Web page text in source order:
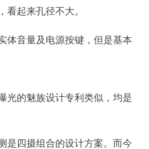
看起来孔径不大。
体音量及电源按键，但是基本
光的魅族设计专利类似，均是
是四摄组合的设计方案。而今